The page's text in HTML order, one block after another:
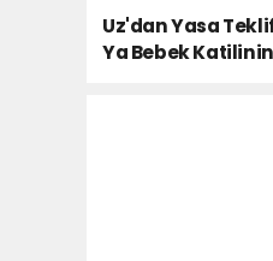
Uz'dan Yasa
Ya Bebek